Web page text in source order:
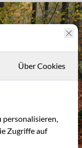
Über Cookies
personalisieren,
Zugriffe auf